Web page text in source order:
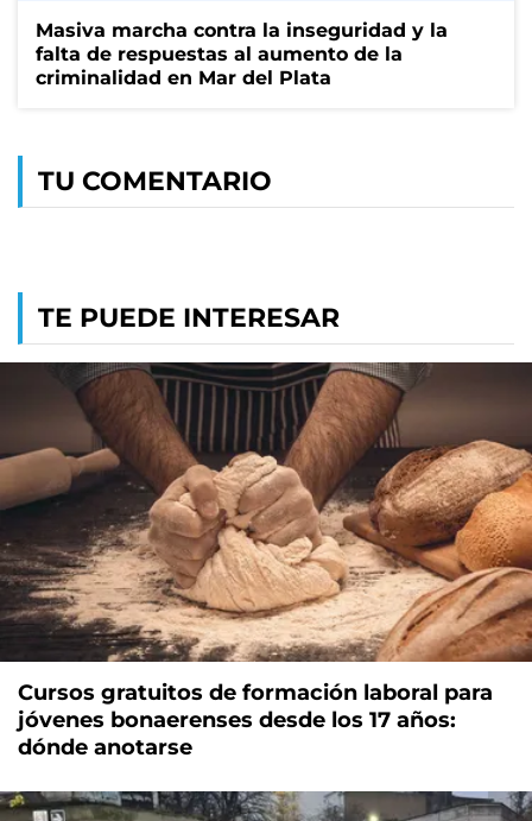
Masiva marcha contra la inseguridad y la
falta de respuestas al aumento de la
criminalidad en Mar del Plata
TU COMENTARIO
TE PUEDE INTERESAR
Cursos gratuitos de formación laboral para
jóvenes bonaerenses desde los 17 años:
dónde anotarse